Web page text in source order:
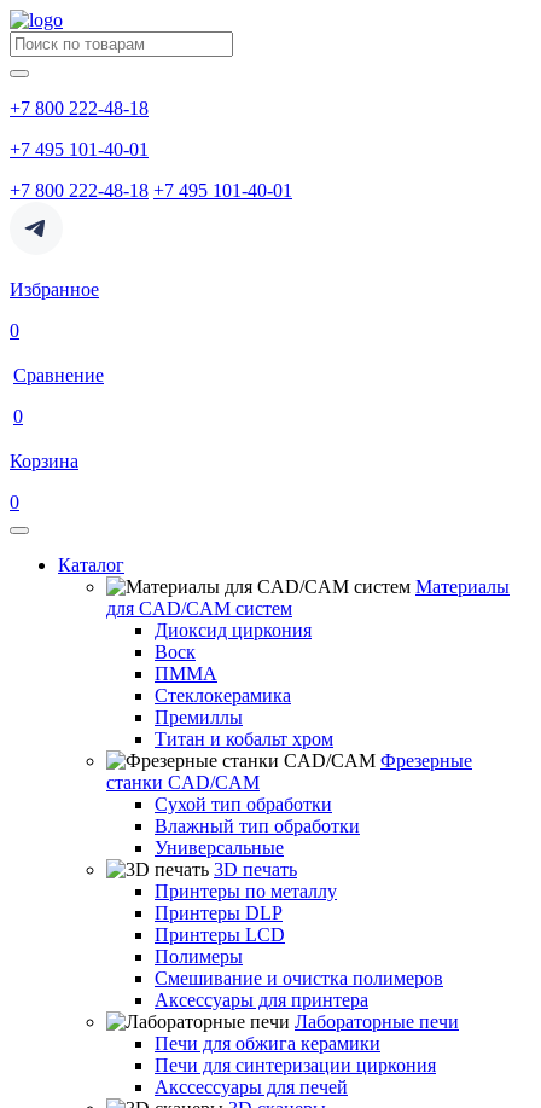
+7 800 222-48-18
+7 495 101-40-01
+7 800 222-48-18 +7 495 101-40-01
Избранное
0
Сравнение
0
Корзина
0
Каталог
Материалы
для CAD/CAM систем
Диоксид циркония
Воск
ПММА
Стеклокерамика
Премиллы
Титан и кобальт хром
Фрезерные
станки CAD/CAM
Сухой тип обработки
Влажный тип обработки
Универсальные
3D печать
Принтеры по металлу
Принтеры DLP
Принтеры LCD
Полимеры
Смешивание и очистка полимеров
Аксессуары для принтера
Лабораторные печи
Печи для обжига керамики
Печи для синтеризации циркония
Акссессуары для печей